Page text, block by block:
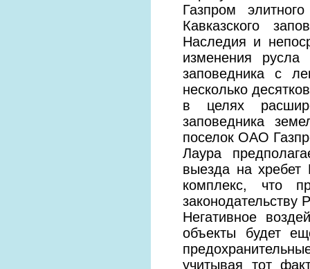
Газпром
Кавказского
Наследия и
изменения русла
заповедника с
несколько
в целях
заповедника
поселок ОАО
Лаура
выезда на хребет
комплекс, что
законодательству
Негативное
объекты будет
учитывая тот